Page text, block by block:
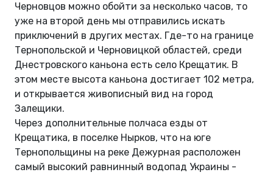
Черновцов можно обойти за несколько часов, то
уже на второй день мы отправились искать
приключений в других местах. Где-то на границе
Тернопольской и Черновицкой областей, среди
Днестровского каньона есть село Крещатик. В
этом месте высота каньона достигает 102 метра,
и открывается живописный вид на город
Залещики.
Через дополнительные полчаса езды от
Крещатика, в поселке Нырков, что на юге
Тернопольщины на реке Дежурная расположен
самый высокий равнинный водопад Украины -